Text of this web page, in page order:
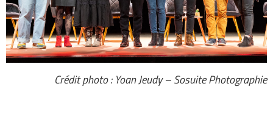
Crédit photo : Yoan Jeudy – Sosuite Photographie